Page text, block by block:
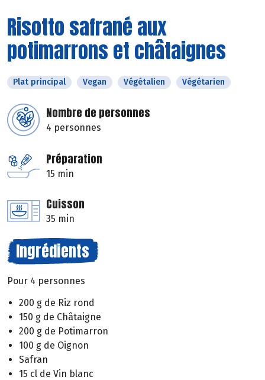
Risotto safrané aux
potimarrons et châtaignes
Plat principal Vegan Végétalien Végétarien
Nombre de personnes
4 personnes
Préparation
15 min
Cuisson
35 min
Ingrédients
Pour 4 personnes
200 g de Riz rond
150 g de Châtaigne
200 g de Potimarron
100 g de Oignon
Safran
15 cl de Vin blanc